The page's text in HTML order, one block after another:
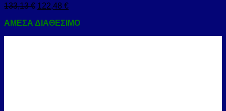
133,13€ 122,48 €
ΑΜΕΣΑ ΔΙΑΘΕΣΙΜΟ